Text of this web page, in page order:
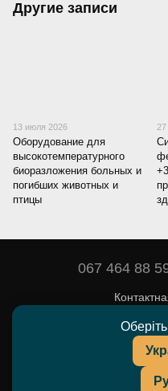
Другие записи
13 июля 2026
Оборудование для
высокотемпературного
биоразложения больных и
погибших животных и
птицы
067 464 88
Полная
©
DEYARDA — товары и